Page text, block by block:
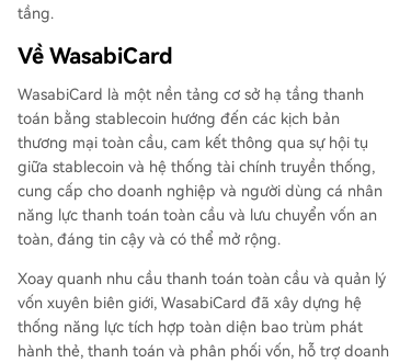
tầng.
Về WasabiCard
WasabiCard là một nền tảng cơ sở hạ tầng thanh
toán bằng stablecoin hướng đến các kịch bản
thương mại toàn cầu, cam kết thông qua sự hội tụ
giữa stablecoin và hệ thống tài chính truyền thống,
cung cấp cho doanh nghiệp và người dùng cá nhân
năng lực thanh toán toàn cầu và lưu chuyển vốn an
toàn, đáng tin cậy và có thể mở rộng.
Xoay quanh nhu cầu thanh toán toàn cầu và quản lý
vốn xuyên biên giới, WasabiCard đã xây dựng hệ
thống năng lực tích hợp toàn diện bao trùm phát
hành thẻ, thanh toán và phân phối vốn, hỗ trợ doanh